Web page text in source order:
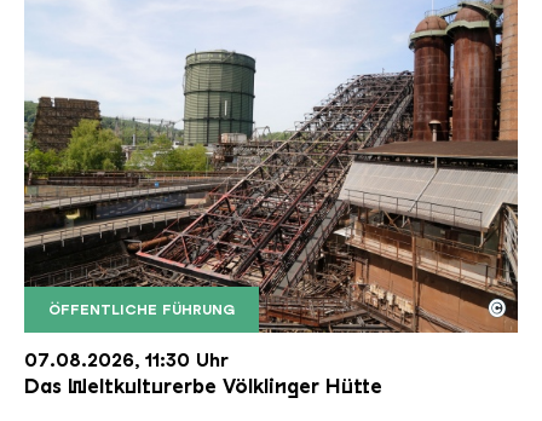
ÖFFENTLICHE FÜHRUNG
Der Erzschrägaufzug der Völklinger Hütte mit
Copyright: Weltkulturerbe Völklinger Hütte | Karl
©
07.08.2026, 11:30 Uhr
Das Weltkulturerbe Völklinger Hütte